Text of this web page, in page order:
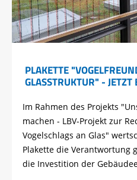
PLAKETTE
GLASSTRUKTUR" -
Im Rahmen des Projekts
machen - LBV-Projekt zur
Vogelschlags an Glas"
Plakette die Verantwortung
die Investition der